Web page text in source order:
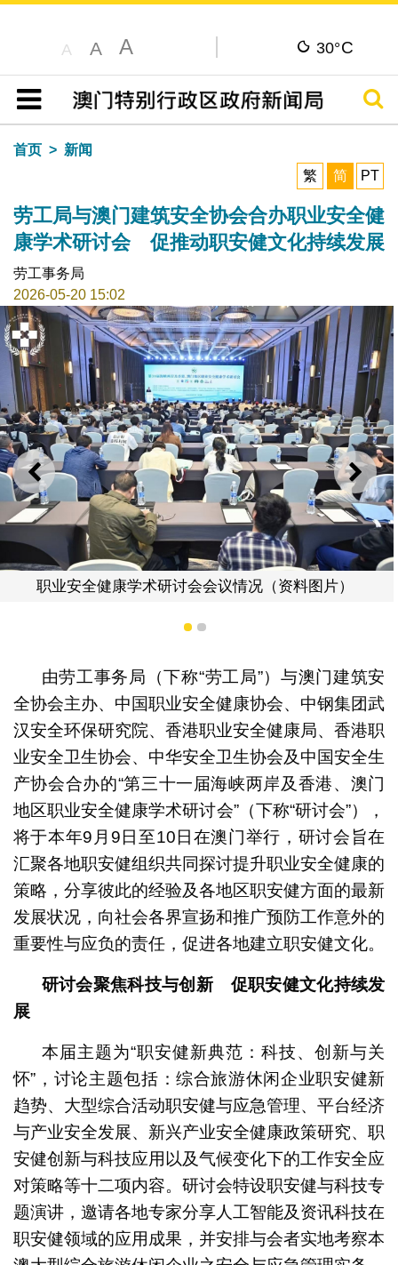
A A A 30°C
目录
搜寻
首页
新闻
繁
简 PT
劳工局与澳门建筑安全协会合办职业安全健
康学术研讨会 促推动职安健文化持续发展
劳工事务局
2026-05-20 15:02
上一则 下一
职业安全健康学术研讨会会议情况（资料图片）
1 2
由劳工事务局（下称“劳工局”）与澳门建筑安
全协会主办、中国职业安全健康协会、中钢集团武
汉安全环保研究院、香港职业安全健康局、香港职
业安全卫生协会、中华安全卫生协会及中国安全生
产协会合办的“第三十一届海峡两岸及香港、澳门
地区职业安全健康学术研讨会”（下称“研讨会”），
将于本年9月9日至10日在澳门举行，研讨会旨在
汇聚各地职安健组织共同探讨提升职业安全健康的
策略，分享彼此的经验及各地区职安健方面的最新
发展状况，向社会各界宣扬和推广预防工作意外的
重要性与应负的责任，促进各地建立职安健文化。
研讨会聚焦科技与创新 促职安健文化持续发
展
本届主题为“职安健新典范：科技、创新与关
怀”，讨论主题包括：综合旅游休闲企业职安健新
趋势、大型综合活动职安健与应急管理、平台经济
与产业安全发展、新兴产业安全健康政策研究、职
安健创新与科技应用以及气候变化下的工作安全应
对策略等十二项内容。研讨会特设职安健与科技专
题演讲，邀请各地专家分享人工智能及资讯科技在
职安健领域的应用成果，并安排与会者实地考察本